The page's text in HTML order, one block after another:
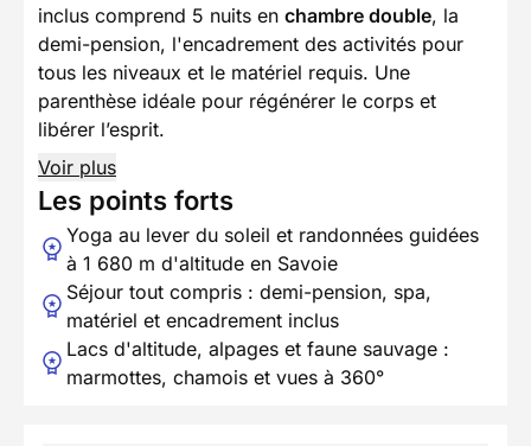
inclus comprend 5 nuits en chambre double, la
demi-pension, l'encadrement des activités pour
tous les niveaux et le matériel requis. Une
parenthèse idéale pour régénérer le corps et
libérer l’esprit.
Voir plus
Les points forts
Yoga au lever du soleil et randonnées guidées
à 1 680 m d'altitude en Savoie
Séjour tout compris : demi-pension, spa,
matériel et encadrement inclus
Lacs d'altitude, alpages et faune sauvage :
marmottes, chamois et vues à 360°